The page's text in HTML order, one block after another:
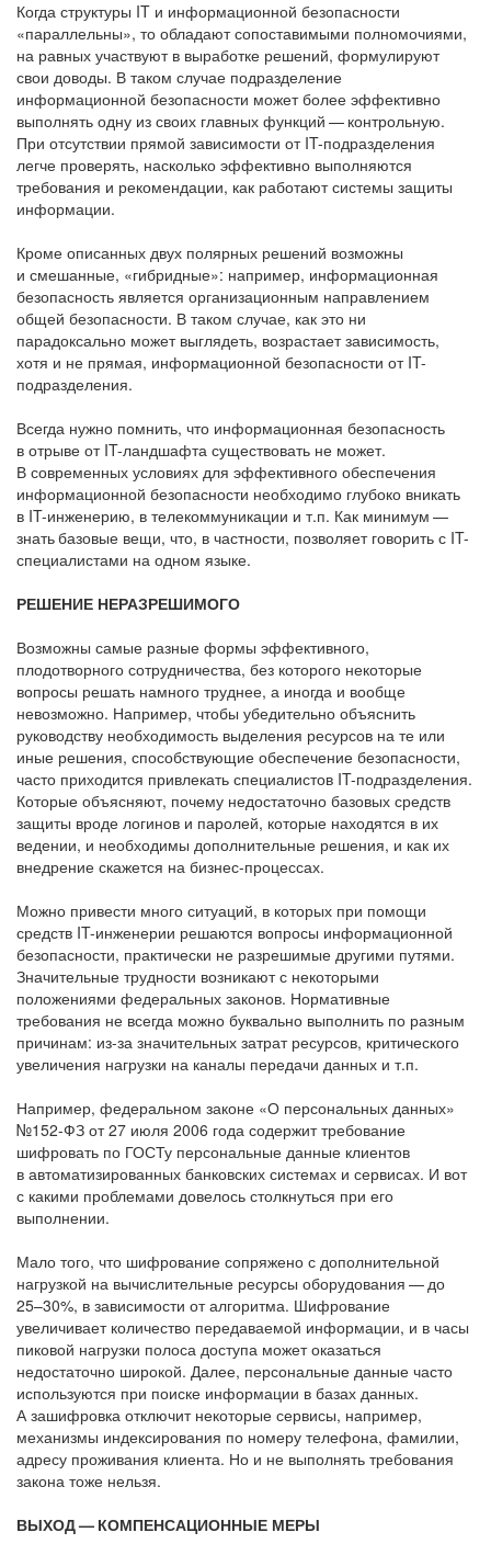
Когда структуры IT и информационной безопасности
«параллельны», то обладают сопоставимыми полномочиями,
на равных участвуют в выработке решений, формулируют
свои доводы. В таком случае подразделение
информационной безопасности может более эффективно
выполнять одну из своих главных функций — контрольную.
При отсутствии прямой зависимости от IT-подразделения
легче проверять, насколько эффективно выполняются
требования и рекомендации, как работают системы защиты
информации.
Кроме описанных двух полярных решений возможны
и смешанные, «гибридные»: например, информационная
безопасность является организационным направлением
общей безопасности. В таком случае, как это ни
парадоксально может выглядеть, возрастает зависимость,
хотя и не прямая, информационной безопасности от IT-
подразделения.
Всегда нужно помнить, что информационная безопасность
в отрыве от IT-ландшафта существовать не может.
В современных условиях для эффективного обеспечения
информационной безопасности необходимо глубоко вникать
в IT-инженерию, в телекоммуникации и т.п. Как минимум —
знать базовые вещи, что, в частности, позволяет говорить с IT-
специалистами на одном языке.
РЕШЕНИЕ НЕРАЗРЕШИМОГО
Возможны самые разные формы эффективного,
плодотворного сотрудничества, без которого некоторые
вопросы решать намного труднее, а иногда и вообще
невозможно. Например, чтобы убедительно объяснить
руководству необходимость выделения ресурсов на те или
иные решения, способствующие обеспечение безопасности,
часто приходится привлекать специалистов IT-подразделения.
Которые объясняют, почему недостаточно базовых средств
защиты вроде логинов и паролей, которые находятся в их
ведении, и необходимы дополнительные решения, и как их
внедрение скажется на бизнес-процессах.
Можно привести много ситуаций, в которых при помощи
средств IT-инженерии решаются вопросы информационной
безопасности, практически не разрешимые другими путями.
Значительные трудности возникают с некоторыми
положениями федеральных законов. Нормативные
требования не всегда можно буквально выполнить по разным
причинам: из-за значительных затрат ресурсов, критического
увеличения нагрузки на каналы передачи данных и т.п.
Например, федеральном законе «О персональных данных»
№152-ФЗ от 27 июля 2006 года содержит требование
шифровать по ГОСТу персональные данные клиентов
в автоматизированных банковских системах и сервисах. И вот
с какими проблемами довелось столкнуться при его
выполнении.
Мало того, что шифрование сопряжено с дополнительной
нагрузкой на вычислительные ресурсы оборудования — до
25–30%, в зависимости от алгоритма. Шифрование
увеличивает количество передаваемой информации, и в часы
пиковой нагрузки полоса доступа может оказаться
недостаточно широкой. Далее, персональные данные часто
используются при поиске информации в базах данных.
А зашифровка отключит некоторые сервисы, например,
механизмы индексирования по номеру телефона, фамилии,
адресу проживания клиента. Но и не выполнять требования
закона тоже нельзя.
ВЫХОД — КОМПЕНСАЦИОННЫЕ МЕРЫ